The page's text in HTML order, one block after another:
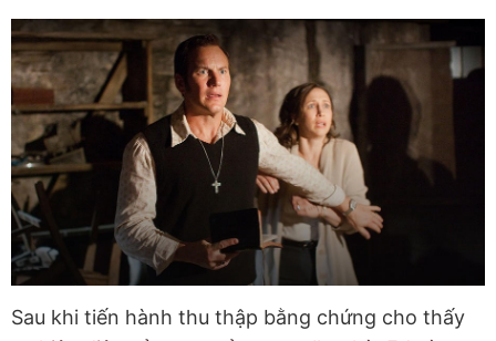
Sau khi tiến hành thu thập bằng chứng cho thấy